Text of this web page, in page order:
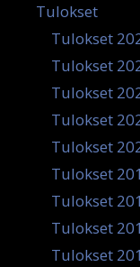
Tulokset
Tulokset
Tulokset
Tulokset
Tulokset
Tulokset
Tulokset
Tulokset
Tulokset
Tulokset